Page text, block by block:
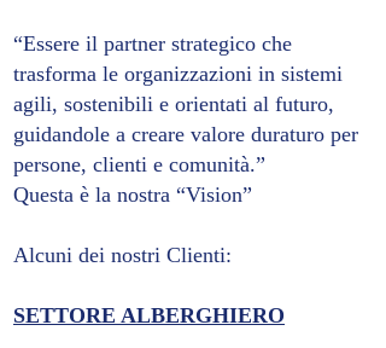
“Essere il partner strategico che
trasforma le organizzazioni in sistemi
agili, sostenibili e orientati al futuro,
guidandole a creare valore duraturo per
persone, clienti e comunità.”
Questa è la nostra “Vision”
Alcuni dei nostri Clienti:
SETTORE ALBERGHIERO